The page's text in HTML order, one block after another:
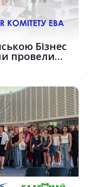
Бізнес
провели